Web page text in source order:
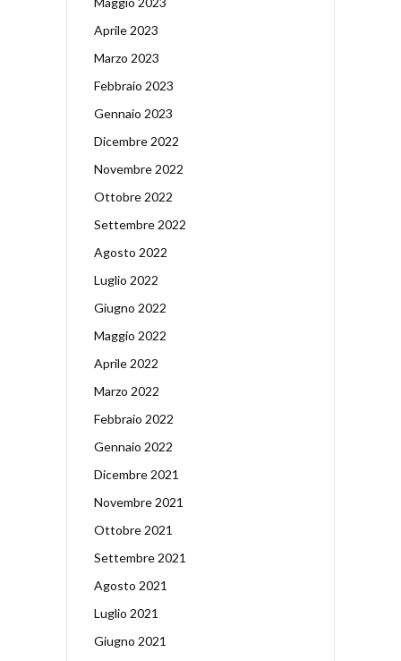
Aprile 2023
Marzo 2023
Febbraio 2023
Gennaio 2023
Dicembre 2022
Novembre 2022
Ottobre 2022
Settembre 2022
Agosto 2022
Luglio 2022
Giugno 2022
Maggio 2022
Aprile 2022
Marzo 2022
Febbraio 2022
Gennaio 2022
Dicembre 2021
Novembre 2021
Ottobre 2021
Settembre 2021
Agosto 2021
Luglio 2021
Giugno 2021